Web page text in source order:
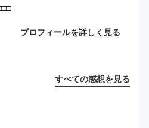
プロフィールを詳しく見る
すべての感想を見る